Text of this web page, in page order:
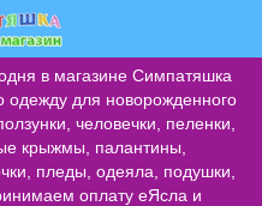
в магазине Симпатяшка
для новорожденного
человечки, пеленки,
крыжмы, палантины,
пледы, одеяла, подушки,
оплату еЯсла и